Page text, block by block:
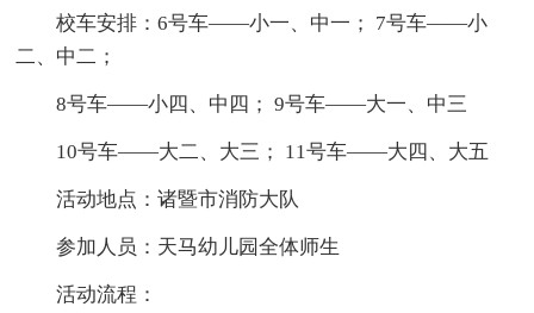
校车安排：6号车——小一、中一； 7号车——小
二、中二；
8号车——小四、中四； 9号车——大一、中三
10号车——大二、大三； 11号车——大四、大五
活动地点：诸暨市消防大队
参加人员：天马幼儿园全体师生
活动流程：